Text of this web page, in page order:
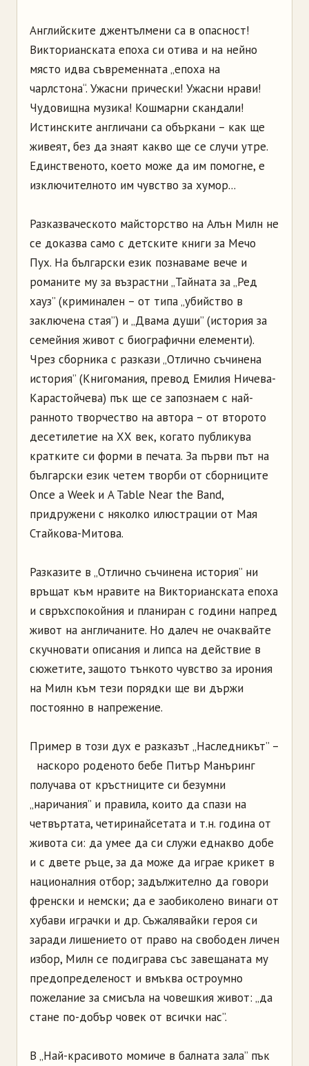
Английските джентълмени са в опасност!
Викторианската епоха си отива и на нейно
място идва съвременната „епоха на
чарлстона“. Ужасни прически! Ужасни нрави!
Чудовищна музика! Кошмарни скандали!
Истинските англичани са объркани – как ще
живеят, без да знаят какво ще се случи утре.
Единственото, което може да им помогне, е
изключителното им чувство за хумор...
Разказваческото майсторство на Алън Милн не
се доказва само с детските книги за Мечо
Пух. На български език познаваме вече и
романите му за възрастни „Тайната за „Ред
хауз” (криминален – от типа „убийство в
заключена стая”) и „Двама души” (история за
семейния живот с биографични елементи).
Чрез сборника с разкази „Отлично съчинена
история” (Книгомания, превод Емилия Ничева-
Карастойчева) пък ще се запознаем с най-
ранното творчество на автора – от второто
десетилетие на ХХ век, когато публикува
кратките си форми в печата. За първи път на
български език четем творби от сборниците
Once a Week и A Table Near the Band,
придружени с няколко илюстрации от Мая
Стайкова-Митова.
Разказите в „Отлично съчинена история” ни
връщат към нравите на Викторианската епоха
и свръхспокойния и планиран с години напред
живот на англичаните. Но далеч не очаквайте
скучновати описания и липса на действие в
сюжетите, защото тънкото чувство за ирония
на Милн към тези порядки ще ви държи
постоянно в напрежение.
Пример в този дух е разказът „Наследникът” –
наскоро роденото бебе Питър Манъринг
получава от кръстниците си безумни
„наричания” и правила, които да спази на
четвъртата, четиринайсетата и т.н. година от
живота си: да умее да си служи еднакво добе
и с двете ръце, за да може да играе крикет в
националния отбор; задължително да говори
френски и немски; да е заобиколено винаги от
хубави играчки и др. Съжалявайки героя си
заради лишението от право на свободен личен
избор, Милн се подиграва със завещаната му
предопределеност и вмъква остроумно
пожелание за смисъла на човешкия живот: „да
стане по-добър човек от всички нас”.
В „Най-красивото момиче в балната зала” пък